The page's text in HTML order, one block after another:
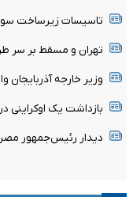
تاسیسات زیرساخت
تهران و مسقط بر سر
وزیر خارجه آذربایجان
بازداشت یک اوکراینی
دیدار رئیس‌جمهور